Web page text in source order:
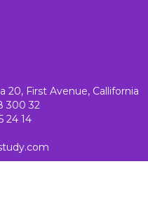
20, First Avenue, Callifornia
300 32
24 14